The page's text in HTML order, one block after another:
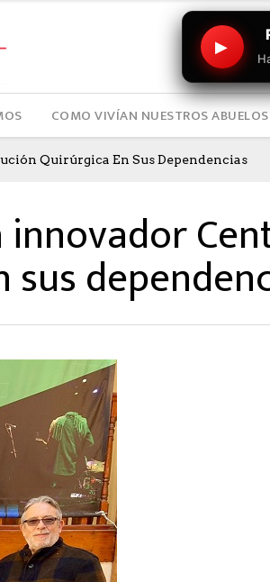
▶
COMO VIVÍAN NUESTROS
Quirúrgica En Sus Dependencias
sus